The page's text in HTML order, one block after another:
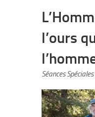
l’ours
Séances Spéciales